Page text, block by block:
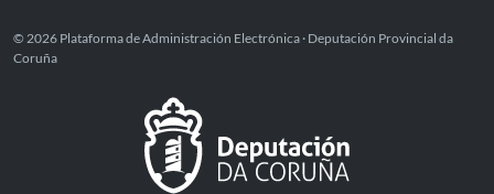
© 2026 Plataforma de Administración Electrónica · Deputación Provincial da
Coruña